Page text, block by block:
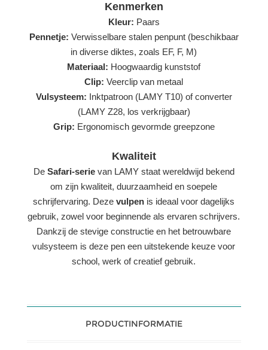
Kenmerken
Kleur: Paars
Pennetje: Verwisselbare stalen penpunt (beschikbaar
in diverse diktes, zoals EF, F, M)
Materiaal: Hoogwaardig kunststof
Clip: Veerclip van metaal
Vulsysteem: Inktpatroon (LAMY T10) of converter
(LAMY Z28, los verkrijgbaar)
Grip: Ergonomisch gevormde greepzone
Kwaliteit
De Safari-serievan LAMY staat wereldwijd bekend
om zijn kwaliteit, duurzaamheid en soepele
schrijfervaring. Dezevulpen is ideaal voor dagelijks
gebruik, zowel voor beginnende als ervaren schrijvers.
Dankzij de stevige constructie en het betrouwbare
vulsysteem is deze pen een uitstekende keuze voor
school, werk of creatief gebruik.
PRODUCTINFORMATIE